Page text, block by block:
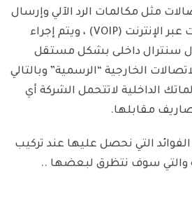
مثل مكالمات الرد الآلي وإرسال
الفاكس والإتصالات عبر الإنترنت (VOIP) ، ويتم إجراء
سنترال داخلى بشكل مستقل
الخارجية “الرسمية” وبالتالي
الداخلية لاتتحمل الشركة أي
مقابلها.
التي نحصل عليها عند تركيب
والتي سوف نتظرق لبعضها ..